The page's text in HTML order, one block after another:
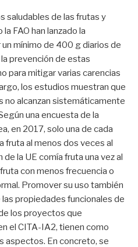
saludables de las frutas y
FAO han lanzado la
mínimo de 400 g diarios de
prevención de estas
para mitigar varias carencias
los estudios muestran que
no alcanzan sistemáticamente
una encuesta de la
en 2017, solo una de cada
fruta al menos dos veces al
la UE comía fruta una vez al
con menos frecuencia o
Promover su uso también
propiedades funcionales de
los proyectos que
el CITA-IA2, tienen como
aspectos. En concreto, se